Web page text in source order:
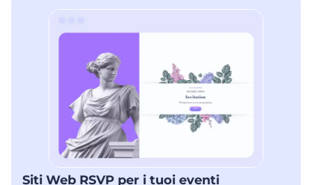
Siti Web RSVP per i tuoi eventi